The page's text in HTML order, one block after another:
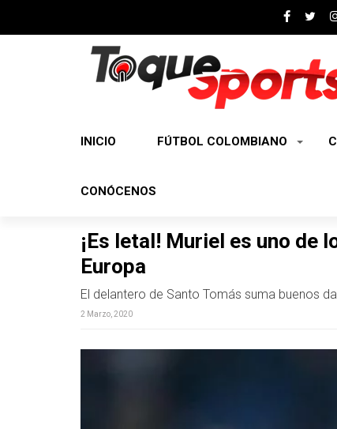
INICIO FÚTBOL COLOMBIANO
CONÓCENOS
¡Es letal! Muriel es uno de
Europa
El delantero de Santo Tomás suma buenos
2 Marzo, 2020